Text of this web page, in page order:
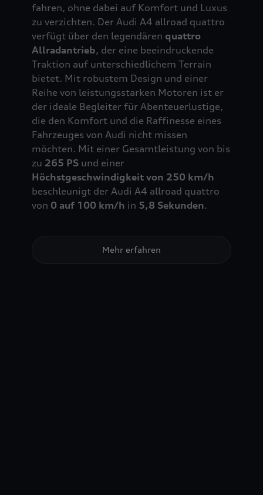
fahren, ohne dabei auf Komfort und Luxus
zu verzichten. Der Audi A4 allroad quattro
verfügt über den legendären quattro
Allradantrieb, der eine beeindruckende
Traktion auf unterschiedlichem Terrain
bietet. Mit robustem Design und einer
Reihe von leistungsstarken Motoren ist er
der ideale Begleiter für Abenteuerlustige,
die den Komfort und die Raffinesse eines
Fahrzeuges von Audi nicht missen
möchten. Mit einer Gesamtleistung von bis
zu 265 PSund einer
Höchstgeschwindigkeit von 250 km/h
beschleunigt der Audi A4 allroad quattro
von 0 auf 100 km/h in 5,8 Sekunden.
Mehr erfahren